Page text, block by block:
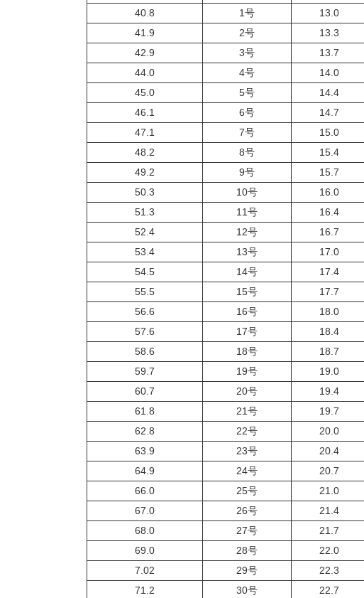
40.8
1号
13.0
41.9
2号
13.3
42.9
3号
13.7
44.0
4号
14.0
45.0
5号
14.4
46.1
6号
14.7
47.1
7号
15.0
48.2
8号
15.4
49.2
9号
15.7
50.3
10号
16.0
51.3
11号
16.4
52.4
12号
16.7
53.4
13号
17.0
54.5
14号
17.4
55.5
15号
17.7
56.6
16号
18.0
57.6
17号
18.4
58.6
18号
18.7
59.7
19号
19.0
60.7
20号
19.4
61.8
21号
19.7
62.8
22号
20.0
63.9
23号
20.4
64.9
24号
20.7
66.0
25号
21.0
67.0
26号
21.4
68.0
27号
21.7
69.0
28号
22.0
7.02
29号
22.3
71.2
30号
22.7